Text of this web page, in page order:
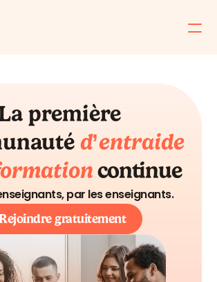
première
d’entraide
continue
par les enseignants.
Rejoindre gratuitement